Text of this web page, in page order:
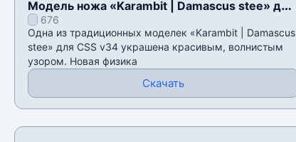
Модель ножа «Karambit | Damascus stee» для
CSS v34
676
Одна из традиционных моделек «Karambit | Damascus
stee» для CSS v34 украшена красивым, волнистым
узором. Новая физика
Скачать